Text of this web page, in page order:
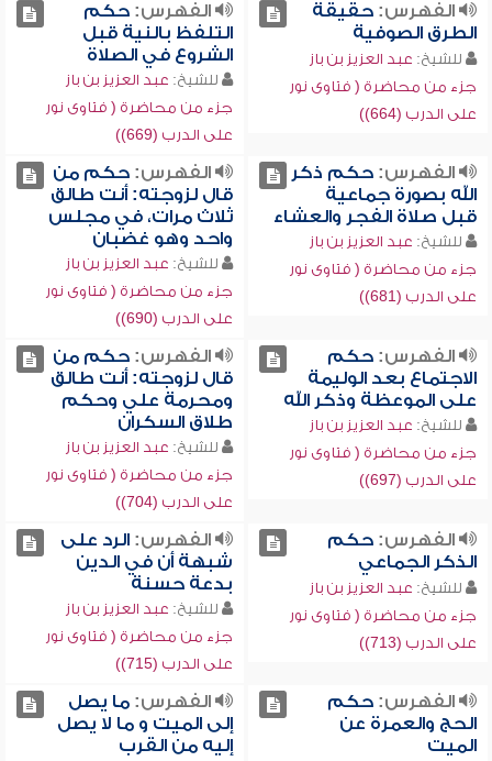
الفهرس:حقيقة
الطرق الصوفية
للشيخ: عبد العزيز بن باز
جزء من محاضرة ( فتاوى نور
على الدرب (664))
الفهرس:حكم
التلفظ بالنية قبل
الشروع في الصلاة
للشيخ: عبد العزيز بن باز
جزء من محاضرة ( فتاوى نور
على الدرب (669))
الفهرس:حكم ذكر
الله بصورة جماعية
قبل صلاة الفجر والعشاء
للشيخ: عبد العزيز بن باز
جزء من محاضرة ( فتاوى نور
على الدرب (681))
الفهرس:حكم من
قال لزوجته: أنت طالق
ثلاث مرات، في مجلس
واحد وهو غضبان
للشيخ: عبد العزيز بن باز
جزء من محاضرة ( فتاوى نور
على الدرب (690))
الفهرس:حكم
الاجتماع بعد الوليمة
على الموعظة وذكر الله
للشيخ: عبد العزيز بن باز
جزء من محاضرة ( فتاوى نور
على الدرب (697))
الفهرس:حكم من
قال لزوجته: أنت طالق
ومحرمة علي وحكم
طلاق السكران
للشيخ: عبد العزيز بن باز
جزء من محاضرة ( فتاوى نور
على الدرب (704))
الفهرس:حكم
الذكر الجماعي
للشيخ: عبد العزيز بن باز
جزء من محاضرة ( فتاوى نور
على الدرب (713))
الفهرس:الرد على
شبهة أن في الدين
بدعة حسنة
للشيخ: عبد العزيز بن باز
جزء من محاضرة ( فتاوى نور
على الدرب (715))
الفهرس:حكم
الحج والعمرة عن
الميت
الفهرس:ما يصل
إلى الميت و ما لا يصل
إليه من القرب